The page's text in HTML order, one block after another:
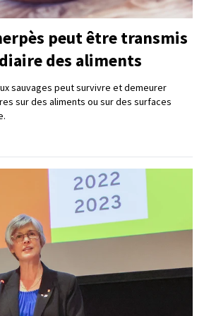
peut être transmis
des aliments
sauvages peut survivre et demeurer
sur des aliments ou sur des surfaces